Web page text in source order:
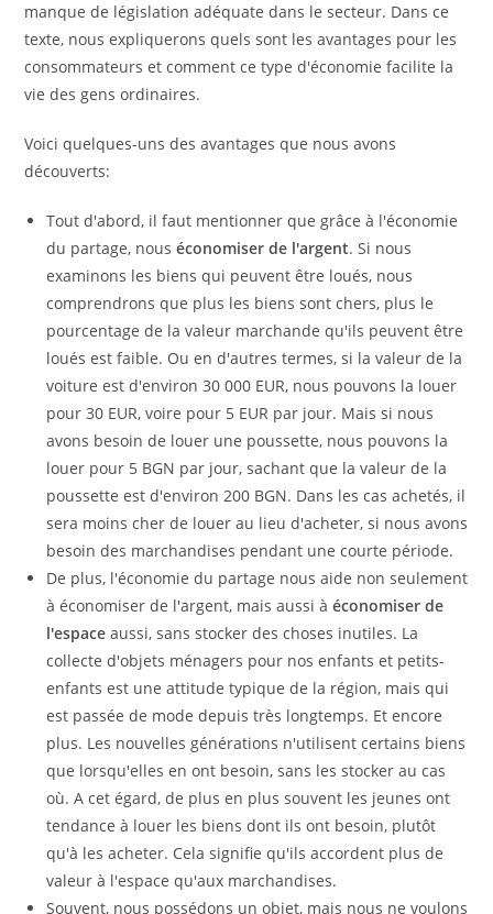
manque de législation adéquate dans le secteur. Dans ce
texte, nous expliquerons quels sont les avantages pour les
consommateurs et comment ce type d'économie facilite la
vie des gens ordinaires.
Voici quelques-uns des avantages que nous avons
découverts:
Tout d'abord, il faut mentionner que grâce à l'économie
du partage, nouséconomiser de l'argent. Si nous
examinons les biens qui peuvent être loués, nous
comprendrons que plus les biens sont chers, plus le
pourcentage de la valeur marchande qu'ils peuvent être
loués est faible. Ou en d'autres termes, si la valeur de la
voiture est d'environ 30 000 EUR, nous pouvons la louer
pour 30 EUR, voire pour 5 EUR par jour. Mais si nous
avons besoin de louer une poussette, nous pouvons la
louer pour 5 BGN par jour, sachant que la valeur de la
poussette est d'environ 200 BGN. Dans les cas achetés, il
sera moins cher de louer au lieu d'acheter, si nous avons
besoin des marchandises pendant une courte période.
De plus, l'économie du partage nous aide non seulement
à économiser de l'argent, mais aussi àéconomiser de
l'espace aussi, sans stocker des choses inutiles. La
collecte d'objets ménagers pour nos enfants et petits-
enfants est une attitude typique de la région, mais qui
est passée de mode depuis très longtemps. Et encore
plus. Les nouvelles générations n'utilisent certains biens
que lorsqu'elles en ont besoin, sans les stocker au cas
où. A cet égard, de plus en plus souvent les jeunes ont
tendance à louer les biens dont ils ont besoin, plutôt
qu'à les acheter. Cela signifie qu'ils accordent plus de
valeur à l'espace qu'aux marchandises.
Souvent, nous possédons un objet, mais nous ne voulons